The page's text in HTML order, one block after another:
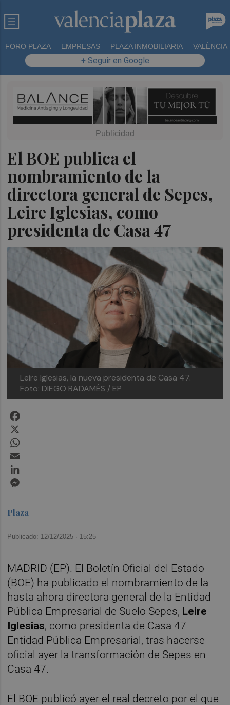
FORO PLAZA EMPRESAS PLAZA INMOBILIARIA VALÈNCIA
+ Seguir en Google
El BOE publica el
nombramiento de la
directora general de Sepes,
Leire Iglesias, como
presidenta de Casa 47
Leire Iglesias, la nueva presidenta de Casa 47.
Foto: DIEGO RADAMÉS / EP
Plaza
Publicado: 12/12/2025 · 15:25
MADRID (EP). El Boletín Oficial del Estado
(BOE) ha publicado el nombramiento de la
hasta ahora directora general de la Entidad
Pública Empresarial de Suelo Sepes, Leire
Iglesias, como presidenta de Casa 47
Entidad Pública Empresarial, tras hacerse
oficial ayer la transformación de Sepes en
Casa 47.
El BOE publicó ayer el real decreto por el que